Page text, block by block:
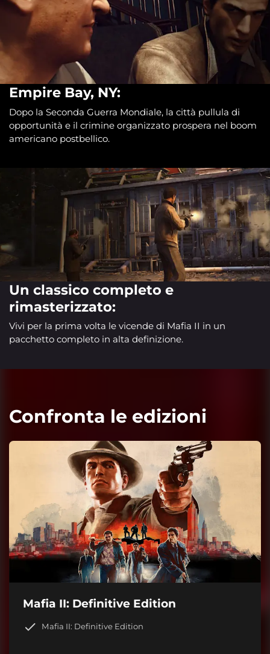
Empire Bay, NY:
Dopo la Seconda Guerra Mondiale, la città pullula di
opportunità e il crimine organizzato prospera nel boom
americano postbellico.
Un classico completo e
rimasterizzato:
Vivi per la prima volta le vicende di Mafia II in un
pacchetto completo in alta definizione.
Confronta le edizioni
Mafia II: Definitive Edition
Mafia II: Definitive Edition